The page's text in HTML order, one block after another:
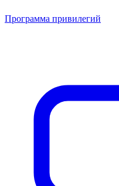
Программа привилегий